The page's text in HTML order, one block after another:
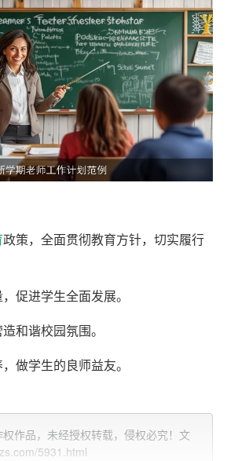
政策，全面贯彻教育方针，切实履行
促进学生全面发展。
和谐校园氛围。
做学生的良师益友。
作品，未经授权转载，侵权必究！文
5931.html